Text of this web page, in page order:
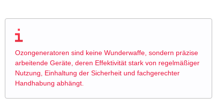
Ozongeneratoren sind keine Wunderwaffe, sondern präzise
arbeitende Geräte, deren Effektivität stark von regelmäßiger
Nutzung, Einhaltung der Sicherheit und fachgerechter
Handhabung abhängt.